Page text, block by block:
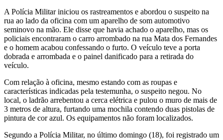
A Polícia Militar iniciou os rastreamentos e abordou o suspeito na
rua ao lado da oficina com um aparelho de som automotivo
seminovo na mão. Ele disse que havia achado o aparelho, mas os
policiais encontraram o carro arrombado na rua Mata dos Fernandes
e o homem acabou confessando o furto. O veículo teve a porta
dobrada e arrombada e o painel danificado para a retirada do
veículo.
Com relação à oficina, mesmo estando com as roupas e
características indicadas pela testemunha, o suspeito negou. No
local, o ladrão arrebentou a cerca elétrica e pulou o muro de mais de
3 metros de altura, furtando uma mochila contendo duas pistolas de
pintura de cor azul. Os equipamentos não foram localizados.
Segundo a Polícia Militar, no último domingo (18), foi registrado um